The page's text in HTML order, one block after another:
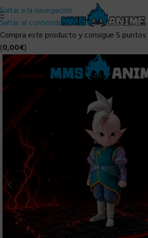
Saltar a la navegación
Saltar al contenido principal
Compra este producto y consigue 5
(0,00€)